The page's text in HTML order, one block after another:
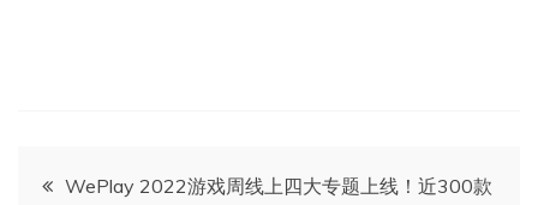
文 WePlay 2022游戏周线上四大专题上线！近300款